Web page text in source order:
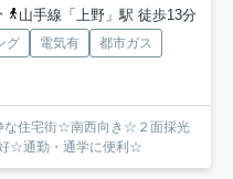
山手線「上野」駅 徒歩13分
グ 電気有
都市ガス
住宅街☆南西向き☆２面採光
☆通勤・通学に便利☆